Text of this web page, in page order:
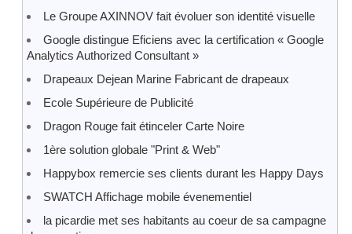
Le Groupe AXINNOV fait évoluer son identité visuelle
Google distingue Eficiens avec la certification « Google
Analytics Authorized Consultant »
Drapeaux Dejean Marine Fabricant de drapeaux
Ecole Supérieure de Publicité
Dragon Rouge fait étinceler Carte Noire
1ère solution globale "Print & Web"
Happybox remercie ses clients durant les Happy Days
SWATCH Affichage mobile évenementiel
la picardie met ses habitants au coeur de sa campagne